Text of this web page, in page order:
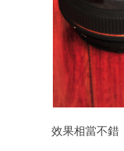
效果相當不錯